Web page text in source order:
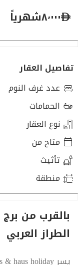
٨٬٠٠٠شهرياً
تفاصيل العقار
عدد غرف النوم
الحمامات
نوع العقار
متاح من
تأثيث
منطقة
بالقرب من
الطراز العربي